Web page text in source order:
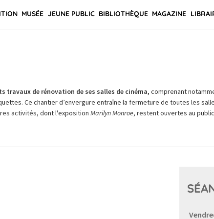
MUSÉE JEUNE PUBLIC BIBLIOTHÈQUE MAGAZINE
travaux de rénovation de ses salles de cinéma, comprenant
Ce chantier d’envergure entraîne la fermeture de toutes les
activités, dont l'exposition Marilyn Monroe, restent ouvertes au